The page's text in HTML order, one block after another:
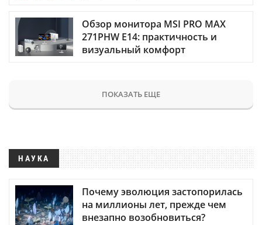
Обзор монитора MSI PRO MAX
271PHW E14: практичность и
визуальный комфорт
ПОКАЗАТЬ ЕЩЕ
НАУКА
Почему эволюция застопорилась
на миллионы лет, прежде чем
внезапно возобновиться?